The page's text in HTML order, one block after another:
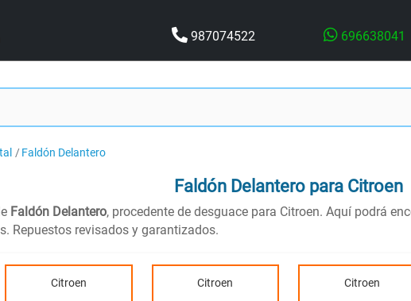
987074522 696638041
Faldón Delantero
Faldón Delantero para Citroen
Faldón Delantero, procedente de desguace para Citroen. Aquí podrá
Repuestos revisados y garantizados.
Citroen
Citroen
Citroen